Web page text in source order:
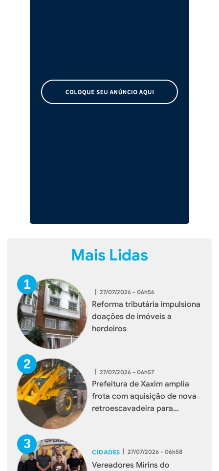
Mais Lidas
| 27/07/2026 - 06h56
Reforma tributária impulsiona
doações de imóveis a
herdeiros
| 27/07/2026 - 06h57
Prefeitura de Xaxim amplia
frota com aquisição de nova
retroescavadeira para
CIDADES | 27/07/2026 - 06h58
Vereadores Mirins do